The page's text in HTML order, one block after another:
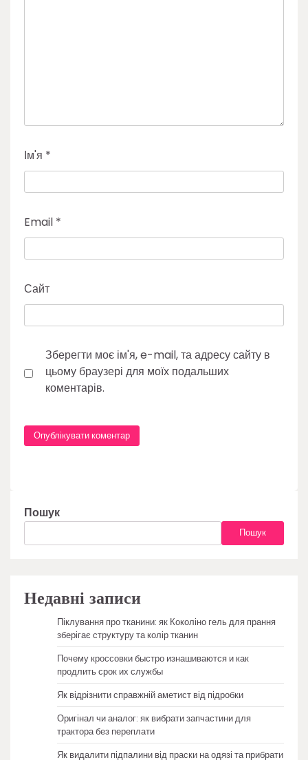
Ім'я *
Email *
Сайт
Зберегти моє ім'я, e-mail, та адресу сайту в
цьому браузері для моїх подальших
коментарів.
Пошук
Пошук
Недавні записи
Піклування про тканини: як Коколіно гель для прання
зберігає структуру та колір тканин
Почему кроссовки быстро изнашиваются и как
продлить срок их службы
Як відрізнити справжній аметист від підробки
Оригінал чи аналог: як вибрати запчастини для
трактора без переплати
Як видалити підпалини від праски на одязі та прибрати